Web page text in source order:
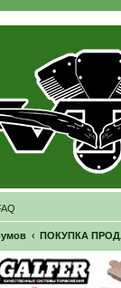
ПОКУПКА